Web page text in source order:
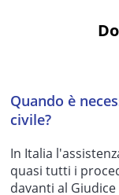
Quando è
civile?
In Italia
quasi tutti i
davanti al